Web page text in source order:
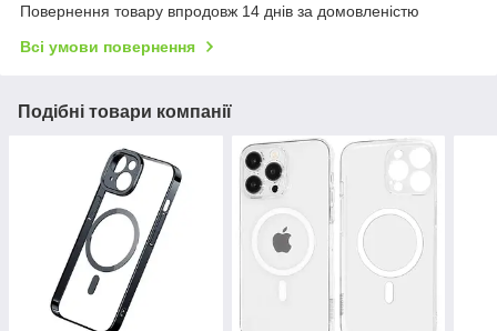
Повернення товару впродовж 14 днів за домовленістю
Всі умови повернення
Подібні товари компанії